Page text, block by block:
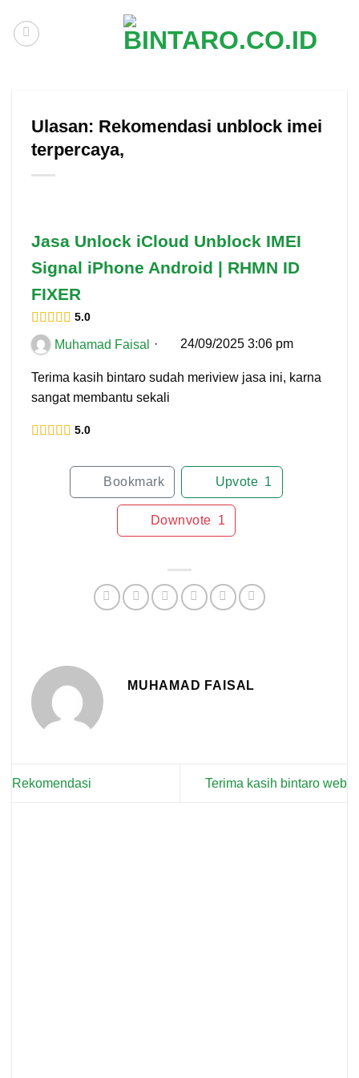
content
Ulasan: Rekomendasi unblock imei
terpercaya,
Jasa Unlock iCloud Unblock IMEI
Signal iPhone Android | RHMN ID
FIXER
5.0
Muhamad Faisal · 24/09/2025 3:06 pm
Terima kasih bintaro sudah meriview jasa ini, karna
sangat membantu sekali
5.0
Bookmark Upvote 1
Downvote 1
MUHAMAD FAISAL
Rekomendasi Terima kasih bintaro web